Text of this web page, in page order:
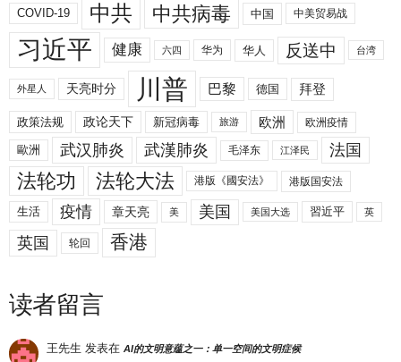
COVID-19 中共 中共病毒 中国 中美贸易战
习近平 健康 六四 华为 华人 反送中 台湾
外星人 天亮时分 川普 巴黎 德国 拜登
政策法规 政论天下 新冠病毒 旅游 欧洲 欧洲疫情
歐洲 武汉肺炎 武漢肺炎 毛泽东 江泽民 法国
法轮功 法轮大法 港版《國安法》 港版国安法
生活 疫情 章天亮 美 美国 美国大选 習近平 英
英国 轮回 香港
读者留言
王先生 发表在AI的文明意蕴之一：单一空间的文明症候